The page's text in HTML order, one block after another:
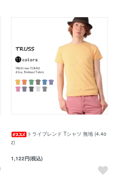
トライブレンド Tシャツ 無地 (4.4o
z)
1,122円(税込)